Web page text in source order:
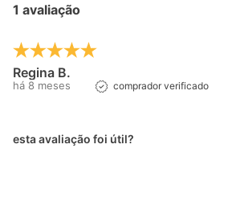
1 avaliação
Regina B.
há 8 meses comprador verificado
esta avaliação foi útil?